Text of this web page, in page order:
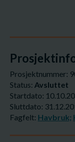
Prosjektnummer:
Status: Avsluttet
Startdato:
Sluttdato:
Fagfelt: Havbruk;